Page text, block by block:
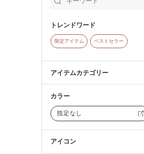
トレンドワード
限定アイテム ベストセラー
アイテムカテゴリー
カラー
指定なし
アイコン